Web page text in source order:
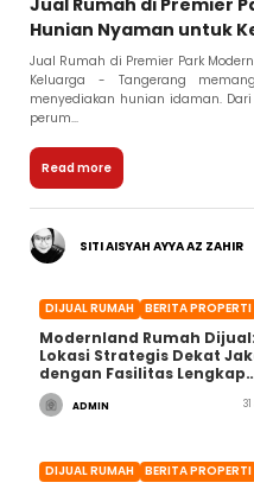
Jual Rumah di Premier
Hunian Nyaman untuk
Jual Rumah di Premier Park
Keluarga - Tangerang
menyediakan hunian idaman.
perum...
Read more
SITI AISYAH AYYA AZ ZAHIR
DIJUAL RUMAH BERITA PROPERTI
Modernland Rumah Dijual:
Lokasi Strategis Dekat
dengan Fasilitas Lengkap
untuk Hunian dan Investasi
ADMIN
DIJUAL RUMAH BERITA PROPERTI